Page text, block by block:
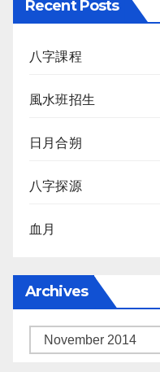
Recent Posts
八字課程
風水班招生
日月合朔
八字探源
血月
Archives
Archives